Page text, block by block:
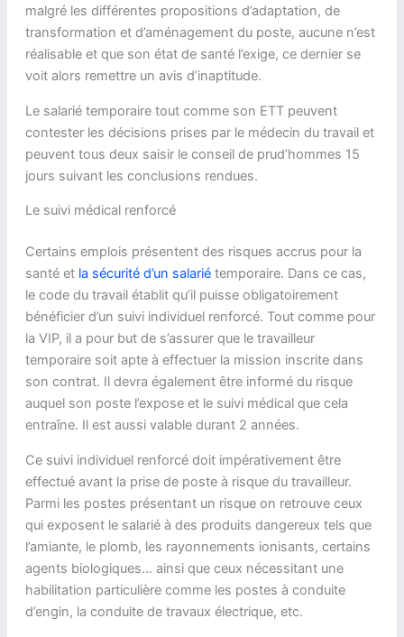
malgré les différentes propositions d’adaptation, de
transformation et d’aménagement du poste, aucune n’est
réalisable et que son état de santé l’exige, ce dernier se
voit alors remettre un avis d’inaptitude.
Le salarié temporaire tout comme son ETT peuvent
contester les décisions prises par le médecin du travail et
peuvent tous deux saisir le conseil de prud’hommes 15
jours suivant les conclusions rendues.
Le suivi médical renforcé
Certains emplois présentent des risques accrus pour la
santé et la sécurité d’un salariétemporaire. Dans ce cas,
le code du travail établit qu’il puisse obligatoirement
bénéficier d’un suivi individuel renforcé. Tout comme pour
la VIP, il a pour but de s’assurer que le travailleur
temporaire soit apte à effectuer la mission inscrite dans
son contrat. Il devra également être informé du risque
auquel son poste l’expose et le suivi médical que cela
entraîne. Il est aussi valable durant 2 années.
Ce suivi individuel renforcé doit impérativement être
effectué avant la prise de poste à risque du travailleur.
Parmi les postes présentant un risque on retrouve ceux
qui exposent le salarié à des produits dangereux tels que
l’amiante, le plomb, les rayonnements ionisants, certains
agents biologiques… ainsi que ceux nécessitant une
habilitation particulière comme les postes à conduite
d’engin, la conduite de travaux électrique, etc.